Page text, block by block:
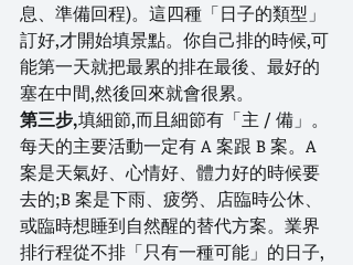
息、準備回程)。這四種「日子的類型」
訂好,才開始填景點。你自己排的時候,可
能第一天就把最累的排在最後、最好的
塞在中間,然後回來就會很累。
第三步,填細節,而且細節有「主 / 備」。
每天的主要活動一定有 A 案跟 B 案。A
案是天氣好、心情好、體力好的時候要
去的;B 案是下雨、疲勞、店臨時公休、
或臨時想睡到自然醒的替代方案。業界
排行程從不排「只有一種可能」的日子,